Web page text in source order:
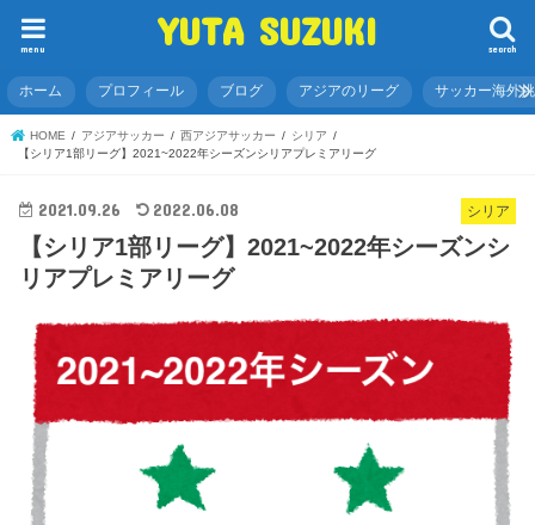
YUTA SUZUKI search
menu
ホーム プロフィール ブログ アジアのリーグ サッカー海外
HOME アジアサッカー 西アジアサッカー
シリア
【シリア1部リーグ】2021~2022年シーズンシリアプレミアリーグ
シリア
2021.09.26 2022.06.08
【シリア1部リーグ】2021~2022年シーズンシ
リアプレミアリーグ